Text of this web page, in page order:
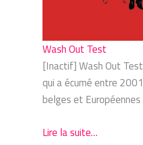
Wash Out Test
[Inactif] Wash Out
qui a écumé entre
belges et Européennes
Lire la suite…